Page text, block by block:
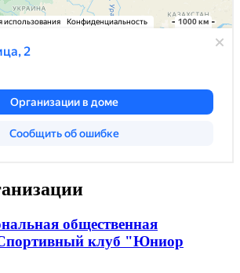
общественная
клуб "Юниор